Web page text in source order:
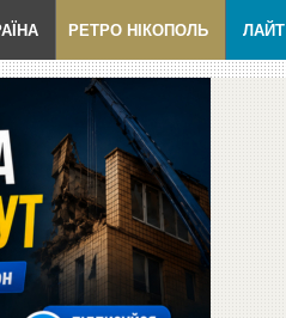
РЕТРО НІКОПОЛЬ ЛАЙТ